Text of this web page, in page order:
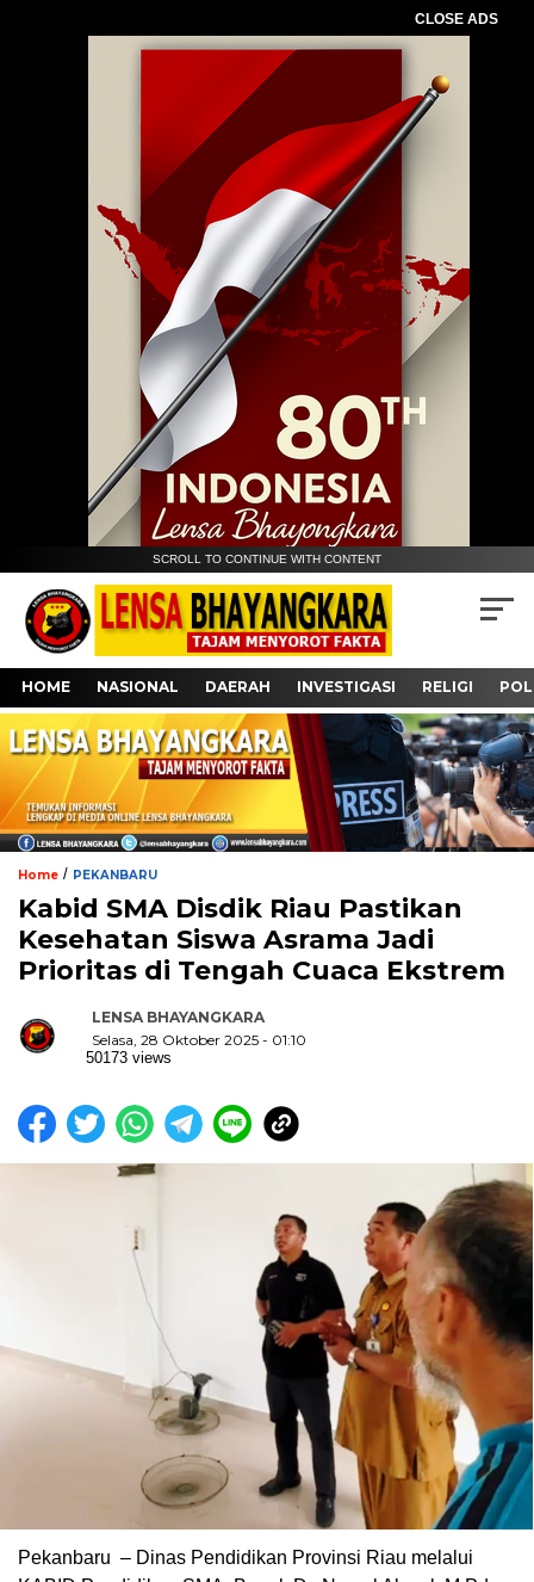
CLOSE ADS
SCROLL TO CONTINUE WITH CONTENT
HOME NASIONAL DAERAH INVESTIGASI RELIGI
Home / PEKANBARU
Kabid SMA Disdik Riau Pastikan
Kesehatan Siswa Asrama Jadi
Prioritas di Tengah Cuaca Ekstrem
LENSA BHAYANGKARA
Selasa, 28 Oktober 2025 - 01:10
50173 views
Pekanbaru – Dinas Pendidikan Provinsi Riau melalui